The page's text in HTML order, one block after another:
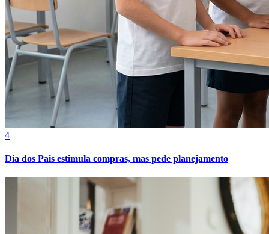
4
Dia dos Pais estimula compras, mas pede planejamento